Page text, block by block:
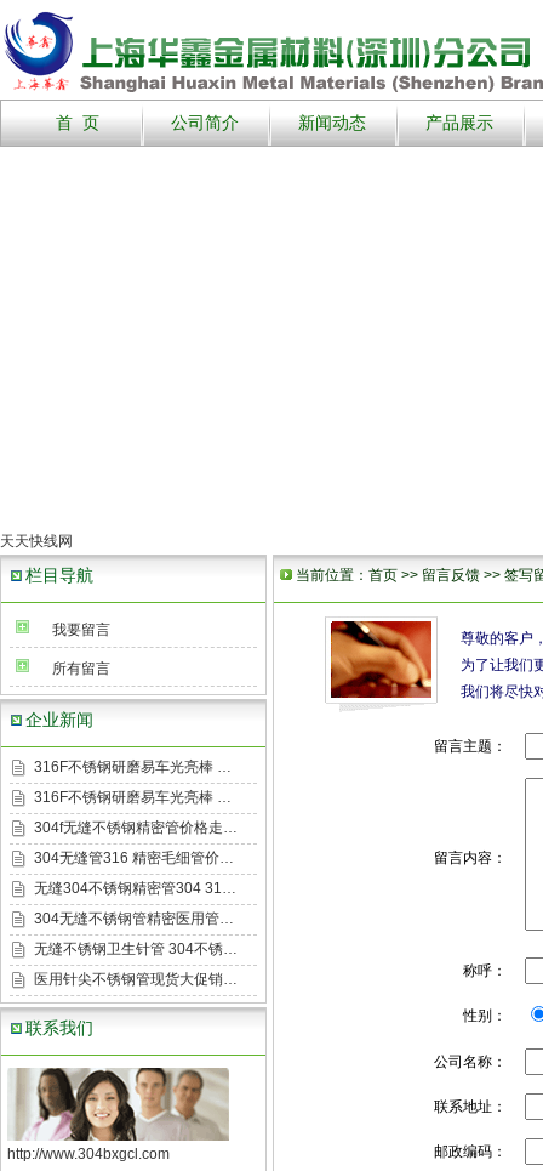
首 页 公司简介 新闻动态 产品展示
天天快线网
栏目导航
我要留言
所有留言
企业新闻
316F不锈钢研磨易车光亮棒 …
316F不锈钢研磨易车光亮棒 …
304f无缝不锈钢精密管价格走…
304无缝管316 精密毛细管价…
无缝304不锈钢精密管304 31…
304无缝不锈钢管精密医用管…
无缝不锈钢卫生针管 304不锈…
医用针尖不锈钢管现货大促销…
联系我们
http://www.304bxgcl.com
当前位置： 首页 >> 留言反馈 >> 签写
尊敬的客户
为了让我们
我们将尽快
留言主题：
留言内容：
称呼：
性别：
公司名称：
联系地址：
邮政编码：